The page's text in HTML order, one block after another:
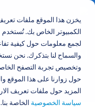
يخزن هذا الموقع ملفات
الكمبيوتر الخاص بك.
لجمع معلومات حول كيفية
والسماح لنا بتذكرك. نحن
وتخصيص تجربة التصفح
حول زوارنا على هذا الموقع
المزيد حول ملفات تعريف
سياسة الخصوصية الخاصة بنا.
إختر بلدك أو